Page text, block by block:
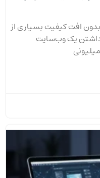
افت کیفیت بسیاری از
یک وب‌سایت